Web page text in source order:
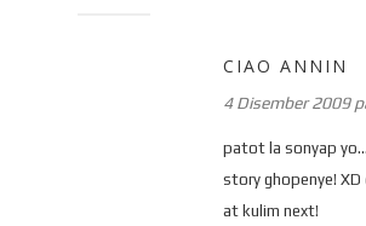
CIAO ANNIN
4 Disember 2009
patot la sonyap
story ghopenye! XD
at kulim next!